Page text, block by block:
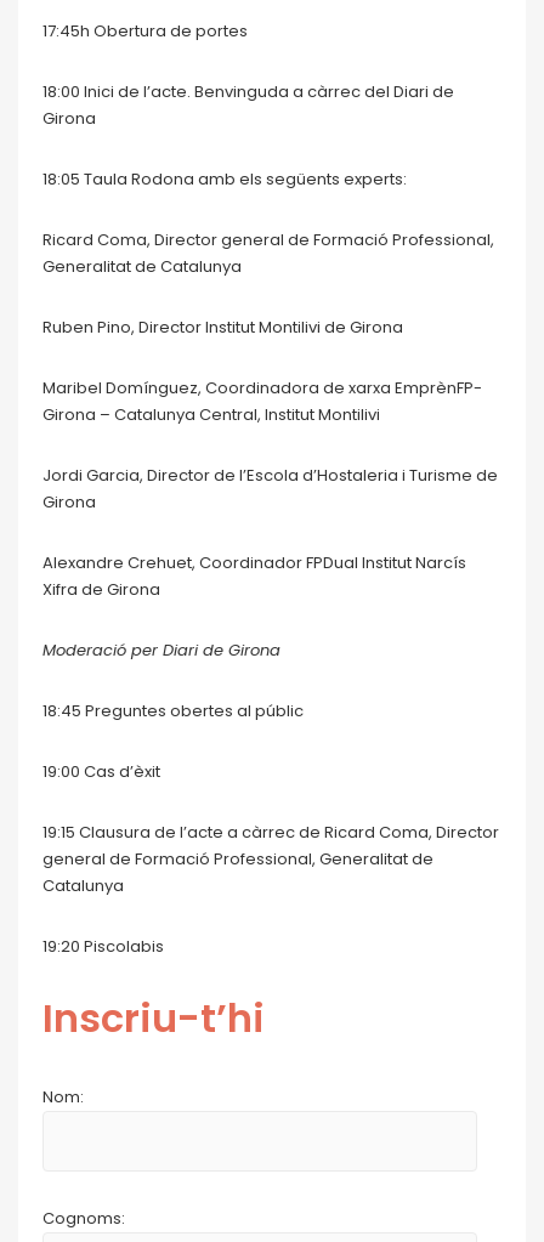
17:45h Obertura de portes
18:00 Inici de l’acte. Benvinguda a càrrec del Diari de
Girona
18:05 Taula Rodona amb els següents experts:
Ricard Coma, Director general de Formació Professional,
Generalitat de Catalunya
Ruben Pino, Director Institut Montilivi de Girona
Maribel Domínguez, Coordinadora de xarxa EmprènFP-
Girona – Catalunya Central, Institut Montilivi
Jordi Garcia, Director de l’Escola d’Hostaleria i Turisme de
Girona
Alexandre Crehuet, Coordinador FPDual Institut Narcís
Xifra de Girona
Moderació per Diari de Girona
18:45 Preguntes obertes al públic
19:00 Cas d’èxit
19:15 Clausura de l’acte a càrrec de Ricard Coma, Director
general de Formació Professional, Generalitat de
Catalunya
19:20 Piscolabis
Inscriu-t’hi
Nom:
Cognoms: